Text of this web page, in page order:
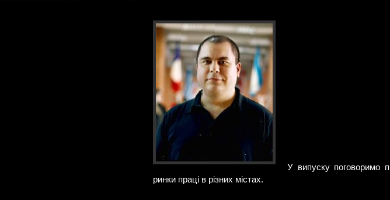
У випуску поговоримо
ринки праці в різних містах.